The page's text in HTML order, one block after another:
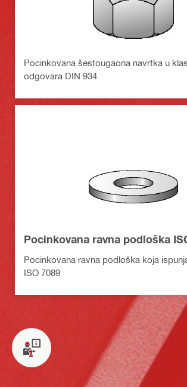
Pocinkovana šestougaona navrtka u
odgovara DIN 934
Pocinkovana ravna podloška
Pocinkovana ravna podloška koja
ISO 7089